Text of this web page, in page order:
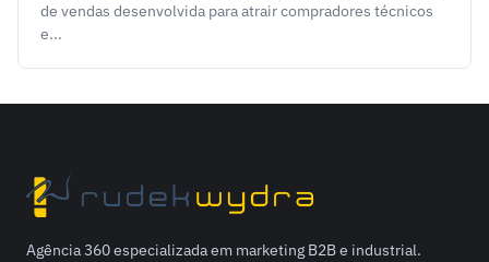
de vendas desenvolvida para atrair compradores técnicos
e...
Agência 360 especializada em marketing B2B e industrial.